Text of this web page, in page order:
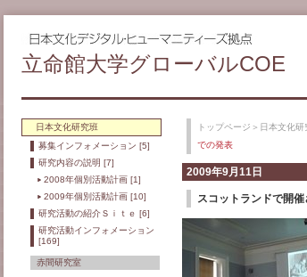
立命館大学グローバルCOE
日本文化研究班
募集インフォメーション [5]
研究内容の説明 [7]
2008年個別活動計画 [1]
2009年個別活動計画 [10]
研究活動の紹介Ｓｉｔｅ [6]
研究活動インフォメーション
[169]
赤間研究室
トップページ ＞ 日本文化研
での発表
2009年9月11日
スコットランドで開